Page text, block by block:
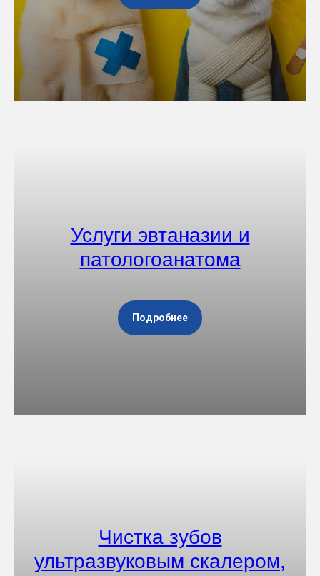
Услуги эвтаназии и
патологоанатома
Подробнее
Чистка зубов
ультразвуковым скалером,